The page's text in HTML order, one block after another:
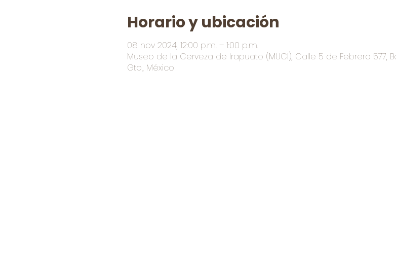
Horario y ubicación
08 nov 2024, 12:00 p.m. – 1:00 p.m.
Museo de la Cerveza de Irapuato (MUCI), Calle 5 de Febrero 577,
Gto., México